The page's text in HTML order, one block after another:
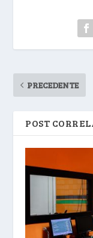
PRECEDENTE
POST